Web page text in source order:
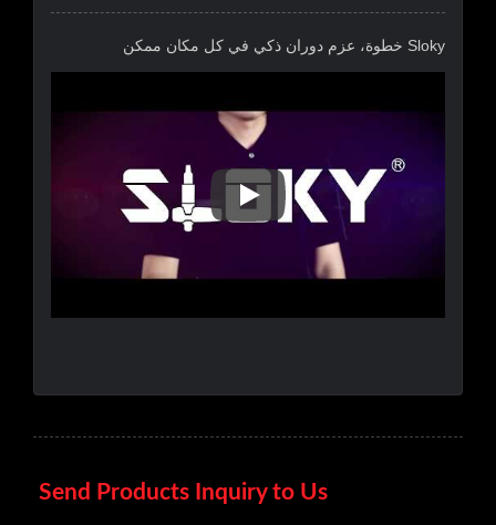
Sloky خطوة، عزم دوران ذكي في كل مكان ممكن
Sloky خطوة، عزم دوران ذكي في كل مكان ممكن